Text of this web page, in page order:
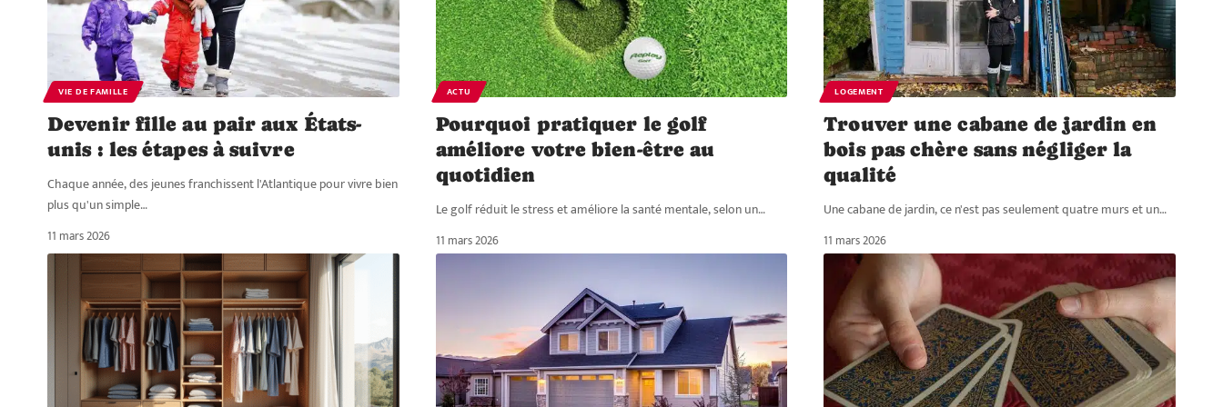
VIE DE FAMILLE
Devenir fille au pair aux États-
unis : les étapes à suivre
Chaque année, des jeunes franchissent l'Atlantique pour vivre bien
plus qu'un simple…
11 mars 2026
ACTU
Pourquoi pratiquer le golf
améliore votre bien-être au
quotidien
Le golf réduit le stress et améliore la santé mentale, selon un…
11 mars 2026
LOGEMENT
Trouver une cabane de jardin en
bois pas chère sans négliger la
qualité
Une cabane de jardin, ce n'est pas seulement quatre murs et un…
11 mars 2026